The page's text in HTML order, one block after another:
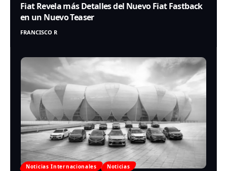
Fiat Revela más Detalles del Nuevo Fiat Fastback
en un Nuevo Teaser
FRANCISCO R
Noticias Internacionales Noticias